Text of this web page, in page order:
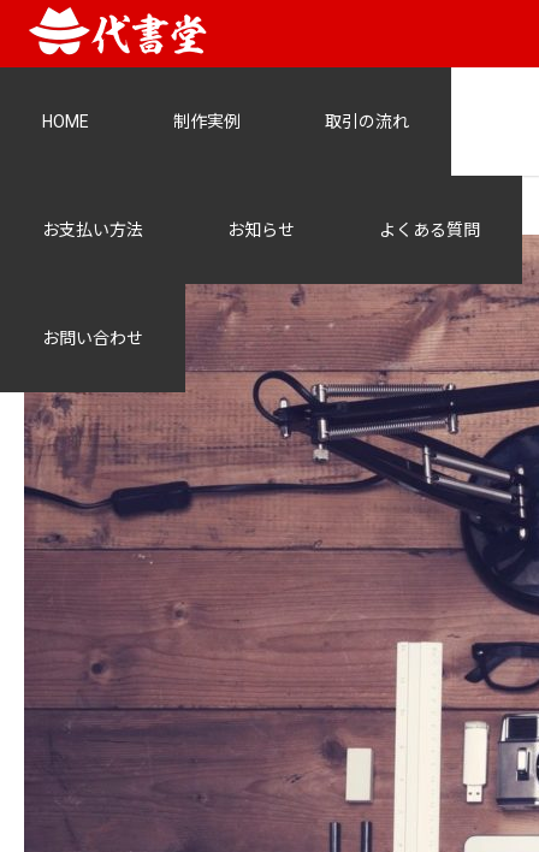
HOME 制作実例 取引の流れ
お支払い方法 お知らせ よくある質問
お問い合わせ